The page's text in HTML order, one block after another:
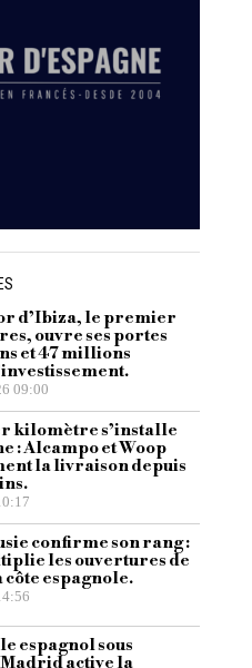
d’Ibiza, le premier
ouvre ses portes
et 47 millions
09:00
kilomètre s’installe
: Alcampo et Woop
la livraison depuis
confirme son rang :
les ouvertures de
espagnole.
espagnol sous
active la